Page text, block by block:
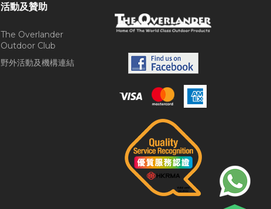
活動及贊助
The Overlander
Outdoor Club
野外活動及機構連結